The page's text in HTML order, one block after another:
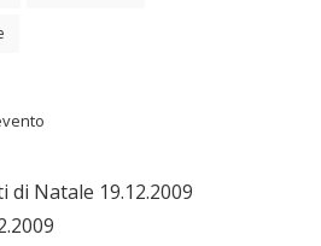
evento
2009 al
di Natale 19.12.2009